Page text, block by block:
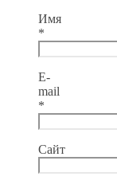
Имя
*
E-
mail
*
Сайт